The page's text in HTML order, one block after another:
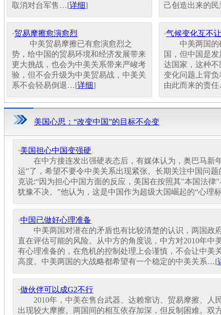
取消对台军售…[详细]
己创造出来的
·贸易摩擦愈演愈烈
中美贸易摩擦已有愈演愈烈之
势，给中国的贸易环境和经济发展带来
更大挑战，也会为中美关系带来严峻考
验，但不会升级为中美贸易战，中美关
系不会轻易倒退…[详细]
·气候变化互不
中美两国的
国，但中国是
达国家，这种
变化问题上背负
由此而来的责
美国心思：“改变中国”的目标不会变
·美国担心中国变强硬
在中方接连发出强硬表态后，有媒体认为，奥巴马新
运”了，希望不要令中美关系出现紧张。长期关注中国问
克说:“因为担心中国方面的反应，美国在按照其"本国法律
犹豫不决。”他认为，这是中国作为超级大国崛起的“心理
·中国已做好心理准备
中美两国对潜在的矛盾也有比较清楚的认识，两国政
直在评估可能的风险。从中方的角度说，中方对2010年中
有心理准备的，在危机的控制处理上会谨慎，不会让中美
高度。中美两国的大战略都希望有一个稳定的中美关系…[
·做伙伴可以成G2不行
2010年，中美在售台武器、达赖窜访、贸易摩擦、人
出现较大摩擦。两国间的相互依存加深，但反制困难。双